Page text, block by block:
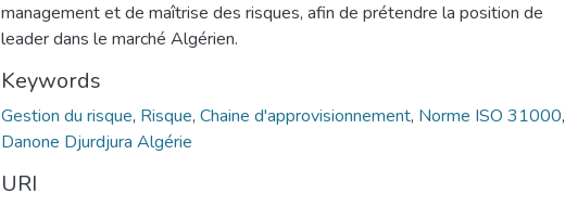
management et de maîtrise des risques, afin de prétendre la position de
leader dans le marché Algérien.
Keywords
Gestion du risque, Risque, Chaine d'approvisionnement, Norme ISO 31000,
Danone Djurdjura Algérie
URI